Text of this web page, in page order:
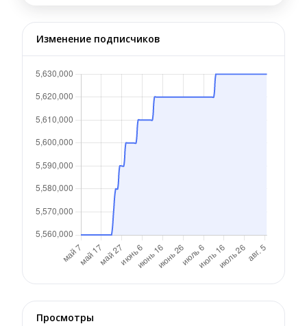
Изменение подписчиков
Просмотры